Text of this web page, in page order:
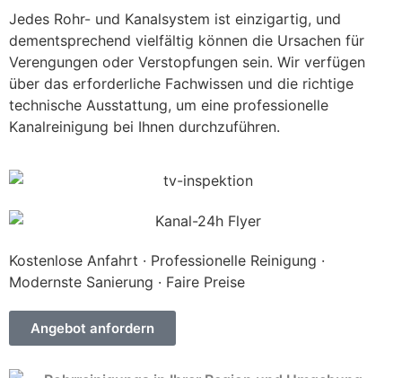
Jedes Rohr- und Kanalsystem ist einzigartig, und
dementsprechend vielfältig können die Ursachen für
Verengungen oder Verstopfungen sein. Wir verfügen
über das erforderliche Fachwissen und die richtige
technische Ausstattung, um eine professionelle
Kanalreinigung bei Ihnen durchzuführen.
Kostenlose Anfahrt · Professionelle Reinigung ·
Modernste Sanierung · Faire Preise
Angebot anfordern